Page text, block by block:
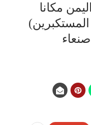
مكانا